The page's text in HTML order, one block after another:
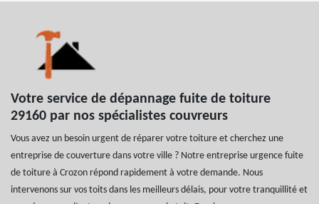
Votre service de dépannage fuite de toiture
29160 par nos spécialistes couvreurs
Vous avez un besoin urgent de réparer votre toiture et cherchez une
entreprise de couverture dans votre ville ? Notre entreprise urgence fuite
de toiture à Crozon répond rapidement à votre demande. Nous
intervenons sur vos toits dans les meilleurs délais, pour votre tranquillité et